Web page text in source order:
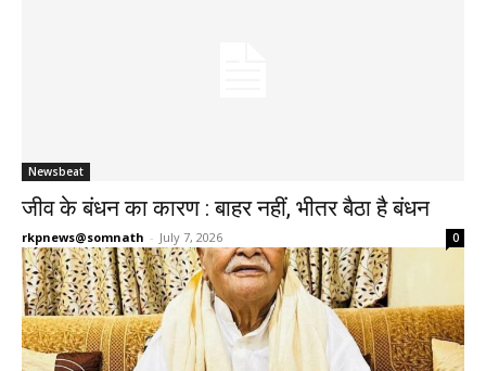
Newsbeat
जीव के बंधन का कारण : बाहर नहीं, भीतर बैठा है बंधन
rkpnews@somnath - July 7, 2026 0